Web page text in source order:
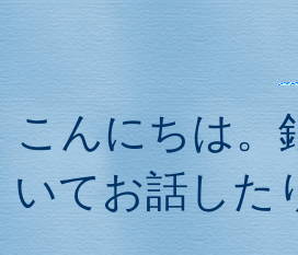
こんにちは。
いてお話した